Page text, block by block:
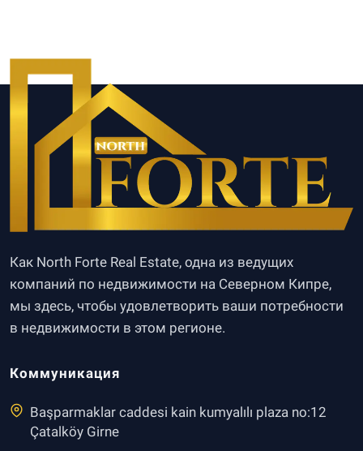
Как North Forte Real Estate, одна из ведущих
компаний по недвижимости на Северном Кипре,
мы здесь, чтобы удовлетворить ваши потребности
в недвижимости в этом регионе.
Коммуникация
Başparmaklar caddesi kain kumyalılı plaza no:12
Çatalköy Girne